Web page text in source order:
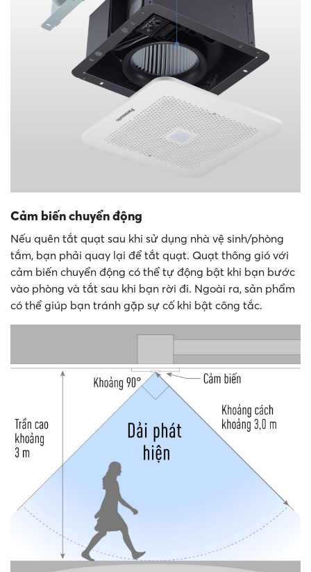
Cảm biến chuyển động
Nếu quên tắt quạt sau khi sử dụng nhà vệ sinh/phòng
tắm, bạn phải quay lại để tắt quạt. Quạt thông gió với
cảm biến chuyển động có thể tự động bật khi bạn bước
vào phòng và tắt sau khi bạn rời đi. Ngoài ra, sản phẩm
có thể giúp bạn tránh gặp sự cố khi bật công tắc.